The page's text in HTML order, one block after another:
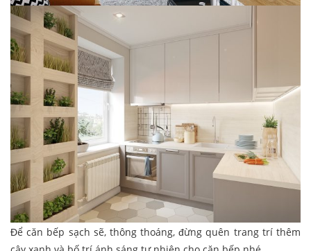
Để căn bếp sạch sẽ, thông thoáng, đừng quên trang trí thêm